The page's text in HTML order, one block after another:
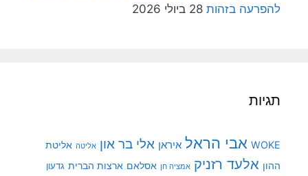
להפרעה בזהות 28 ביולי 2026
תגיות
WOKE אבי הראל איראן אלי בר און אליטה אליטת
ההון אלעד רזניק אמציה חן אסלאם ארצות הברית גדעון